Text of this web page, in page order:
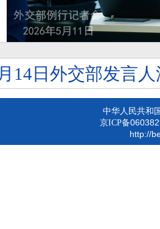
14日外交部发言
中华人民共和
京ICP备
http://